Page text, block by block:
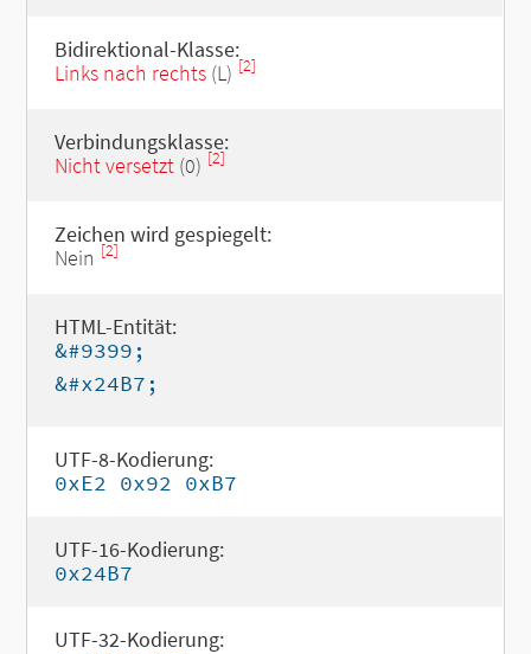
Bidirektional-Klasse:
Links nach rechts(L) [2]
Verbindungsklasse:
Nicht versetzt(0) [2]
Zeichen wird gespiegelt:
Nein [2]
HTML-Entität:
&#9399;
&#x24B7;
UTF-8-Kodierung:
0xE2 0x92 0xB7
UTF-16-Kodierung:
0x24B7
UTF-32-Kodierung: